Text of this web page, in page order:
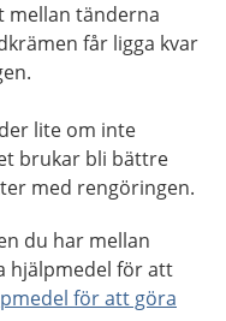
mellan tänderna
får ligga kvar
lite om inte
brukar bli bättre
med rengöringen.
du har mellan
hjälpmedel för att
för att göra